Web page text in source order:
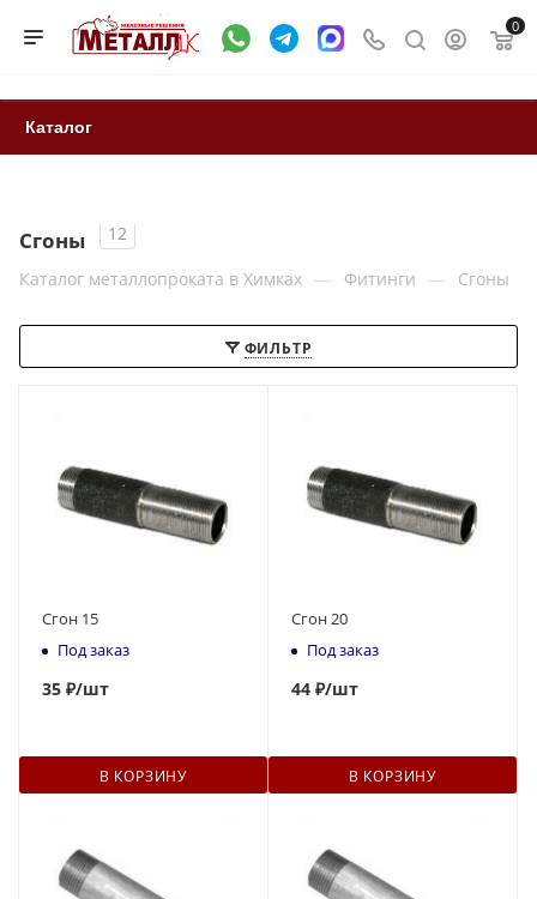
0
Каталог
Сгоны
12
Каталог металлопроката в Химках — Фитинги — Сгоны
ФИЛЬТР
Сгон 15
Под заказ
35 ₽/шт
В КОРЗИНУ
Сгон 20
Под заказ
44 ₽/шт
В КОРЗИНУ